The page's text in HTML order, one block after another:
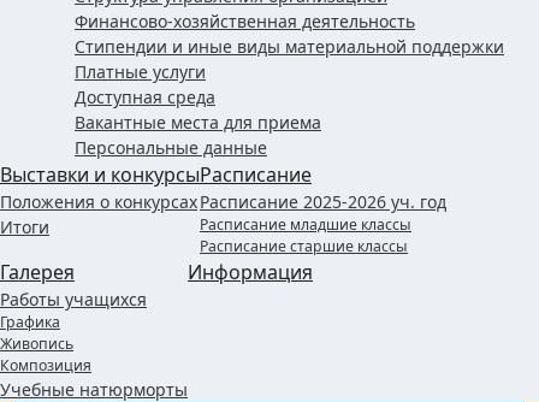
Финансово-хозяйственная деятельность
Стипендии и иные виды материальной поддержки
Платные услуги
Доступная среда
Вакантные места для приема
Персональные данные
Выставки и конкурсы
Положения о конкурсах
Итоги
Расписание
Расписание 2025-2026 уч. год
Расписание младшие классы
Расписание старшие классы
Галерея
Работы учащихся
Графика
Живопись
Композиция
Учебные натюрморты
Информация